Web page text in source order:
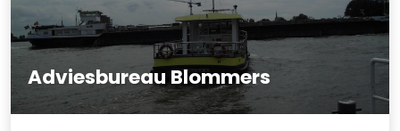
Adviesbureau Blommers